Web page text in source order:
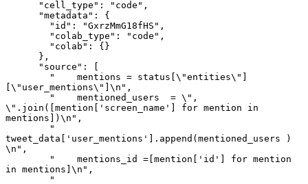
      "cell_type": "code",
      "metadata": {
        "id": "GxrzMmG18fHS",
        "colab_type": "code",
        "colab": {}
      },
      "source": [
[\"user_mentions\"]\n",
\".join([mention['screen_name'] for mention in
mentions])\n",
tweet_data['user_mentions'].append(mentioned_users )
\n",
in mentions]\n",